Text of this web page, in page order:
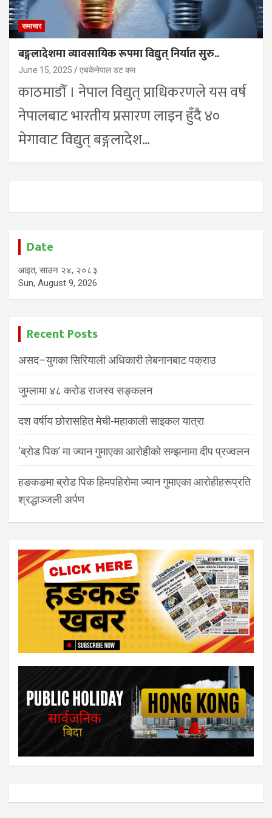
समाचार
बङ्गलादेशमा व्यावसायिक रूपमा विद्युत् निर्यात सुरु..
June 15, 2025 एचकेनेपाल डट कम
काठमाडौँ । नेपाल विद्युत् प्राधिकरणले यस वर्ष
नेपालबाट भारतीय प्रसारण लाइन हुँदै ४०
मेगावाट विद्युत् बङ्गलादेश…
Date
आइत, साउन २४, २०८३
Sun, August 9, 2026
Recent Posts
असद–युगका सिरियाली अधिकारी लेबनानबाट पक्राउ
जुम्लामा ४८ करोड राजस्व सङ्कलन
दश वर्षीय छोरासहित मेची-महाकाली साइकल यात्रा
‘ब्रोड पिक’ मा ज्यान गुमाएका आरोहीको सम्झनामा दीप प्रज्वलन
हङकङमा ब्रोड पिक हिमपहिरोमा ज्यान गुमाएका आरोहीहरूप्रति
श्रद्धाञ्जली अर्पण